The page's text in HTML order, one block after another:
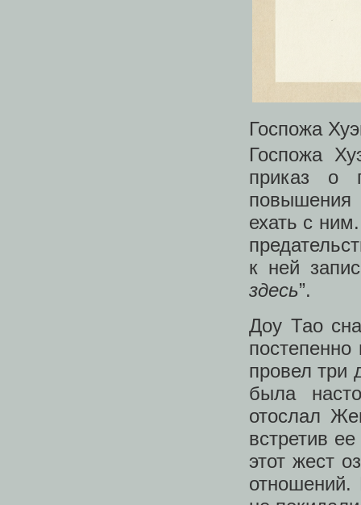
Госпожа
Госпожа
приказ о
повышения
ехать с
к ней
здесь”.
Доу Тао
провел три
была
отослал
встретив
этот жест
отношений.